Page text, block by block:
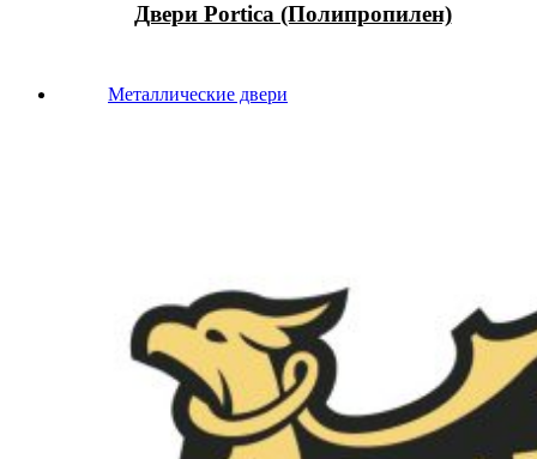
Двери Portica (Полипропилен)
Металлические двери